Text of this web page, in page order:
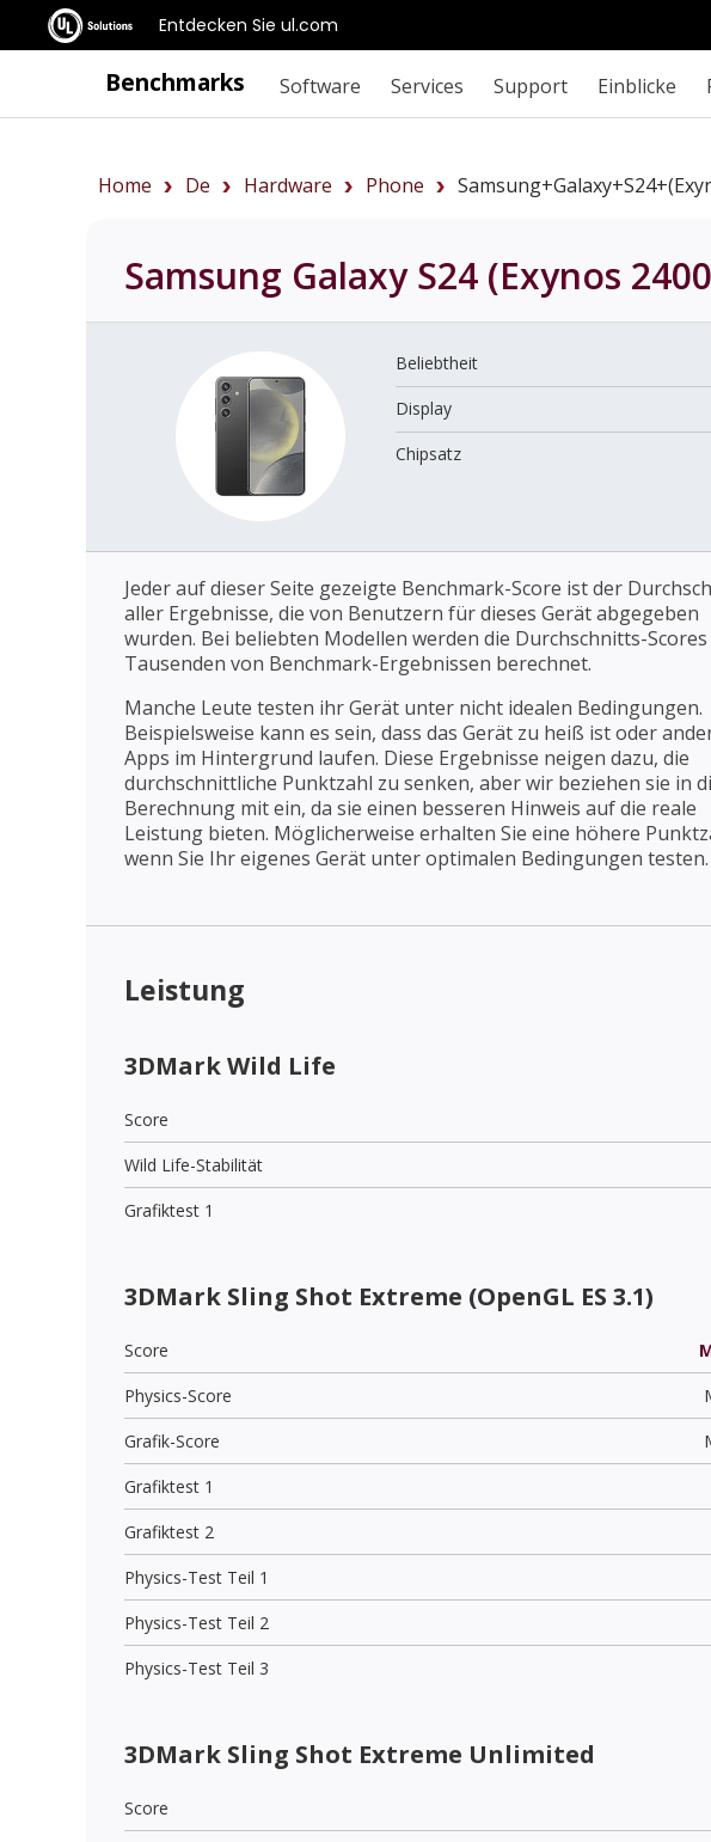
Entdecken Sie ul.com
Benchmarks Software Services Support Einblicke
Home De Hardware Phone
Samsung Galaxy S24 (Exynos
Beliebtheit
Display
Chipsatz
Jeder auf dieser Seite gezeigte Benchmark-Score ist der
aller Ergebnisse, die von Benutzern für dieses Gerät abgegeben
wurden. Bei beliebten Modellen werden die Durchschnitts-Scores
Tausenden von Benchmark-Ergebnissen berechnet.
Manche Leute testen ihr Gerät unter nicht idealen Bedingungen.
Beispielsweise kann es sein, dass das Gerät zu heiß ist oder
Apps im Hintergrund laufen. Diese Ergebnisse neigen dazu, die
durchschnittliche Punktzahl zu senken, aber wir beziehen sie in
Berechnung mit ein, da sie einen besseren Hinweis auf die reale
Leistung bieten. Möglicherweise erhalten Sie eine höhere
wenn Sie Ihr eigenes Gerät unter optimalen Bedingungen testen.
Leistung
3DMark Wild Life
Score
Wild Life-Stabilität
Grafiktest 1
3DMark Sling Shot Extreme (OpenGL ES 3.1)
Score
Physics-Score
Grafik-Score
Grafiktest 1
Grafiktest 2
Physics-Test Teil 1
Physics-Test Teil 2
Physics-Test Teil 3
3DMark Sling Shot Extreme Unlimited
Score